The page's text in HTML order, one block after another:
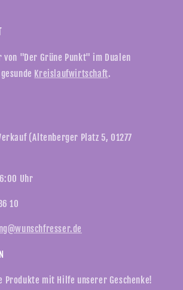
"Der Grüne Punkt" im Dualen
Kreislaufwirtschaft.
(Altenberger Platz 5, 01277
Uhr
10
Produkte mit Hilfe unserer Geschenke!